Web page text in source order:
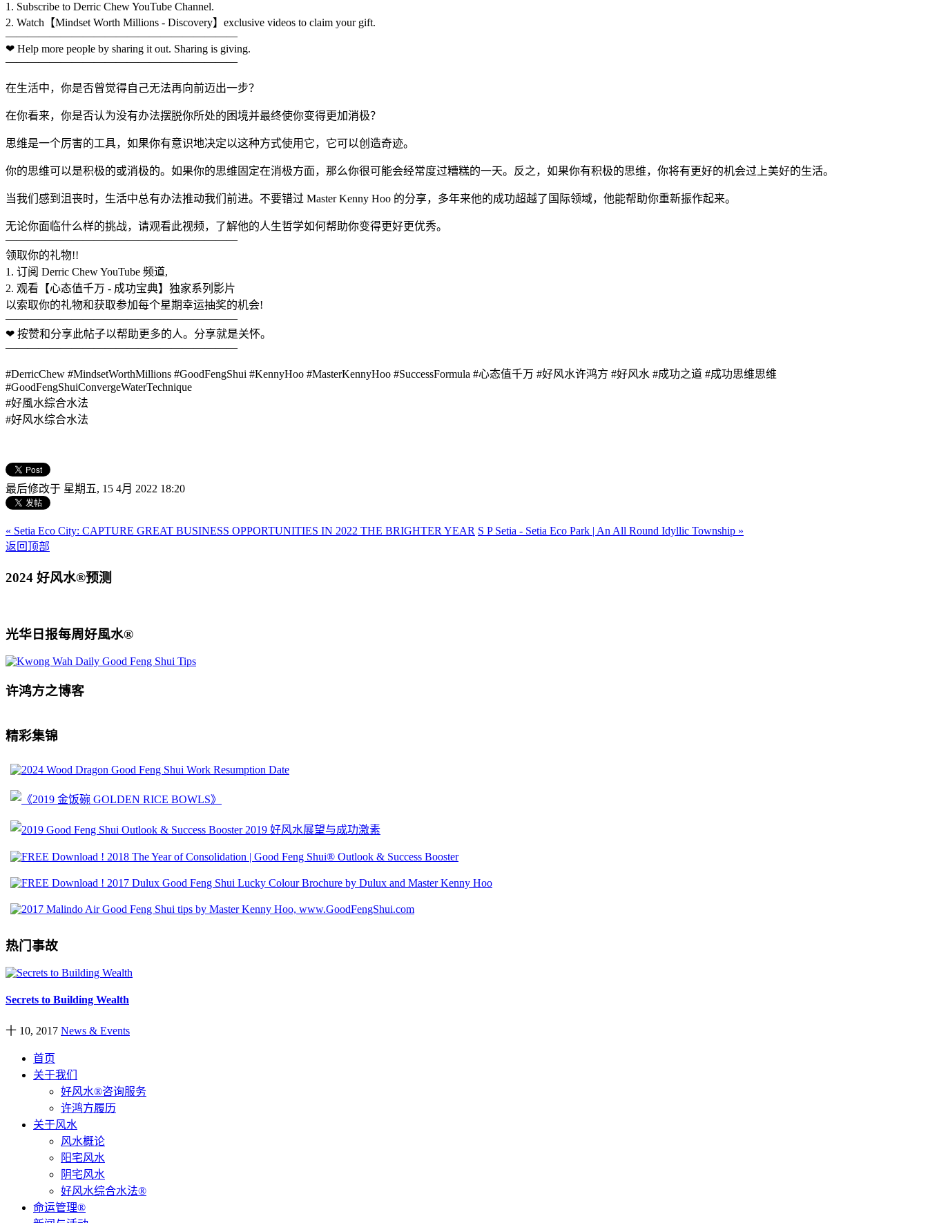
1. Subscribe to Derric Chew YouTube Channel.
2. Watch【Mindset Worth Millions - Discovery】exclusive videos to claim your gift.
—————————————————————
❤ Help more people by sharing it out. Sharing is giving.
—————————————————————
在生活中，你是否曾觉得自己无法再向前迈出一步？
在你看来，你是否认为没有办法摆脱你所处的困境并最终使你变得更加消极？
思维是一个厉害的工具，如果你有意识地决定以这种方式使用它，它可以创造奇迹。
你的思维可以是积极的或消极的。如果你的思维固定在消极方面，那么你很可能会经常度过糟糕的一天。反之，如果你有积极的思维，你将有更好的机会过上美好的生活。
当我们感到沮丧时，生活中总有办法推动我们前进。不要错过 Master Kenny Hoo 的分享，多年来他的成功超越了国际领域，他能帮助你重新振作起来。
无论你面临什么样的挑战，请观看此视频，了解他的人生哲学如何帮助你变得更好更优秀。
—————————————————————
领取你的礼物!!
1. 订阅 Derric Chew YouTube 频道,
2. 观看【心态值千万 - 成功宝典】独家系列影片
以索取你的礼物和获取参加每个星期幸运抽奖的机会!
—————————————————————
❤ 按赞和分享此帖子以帮助更多的人。分享就是关怀。
—————————————————————
#DerricChew #MindsetWorthMillions #GoodFengShui #KennyHoo #MasterKennyHoo #SuccessFormula #心态值千万 #好风水许鸿方 #好风水 #成功之道 #成功思维思维
#GoodFengShuiConvergeWaterTechnique
#好風水綜合水法
#好风水综合水法
最后修改于 星期五, 15 4月 2022 18:20
« Setia Eco City: CAPTURE GREAT BUSINESS OPPORTUNITIES IN 2022 THE BRIGHTER YEAR S P Setia - Setia Eco Park | An All Round Idyllic Township »
返回顶部
2024 好风水®预测
光华日报每周好風水®
许鸿方之博客
精彩集锦
热门事故
Secrets to Building Wealth
十 10, 2017 News & Events
首页
关于我们
好风水®咨询服务
许鸿方履历
关于风水
风水概论
阳宅风水
阴宅风水
好风水综合水法®
命运管理®